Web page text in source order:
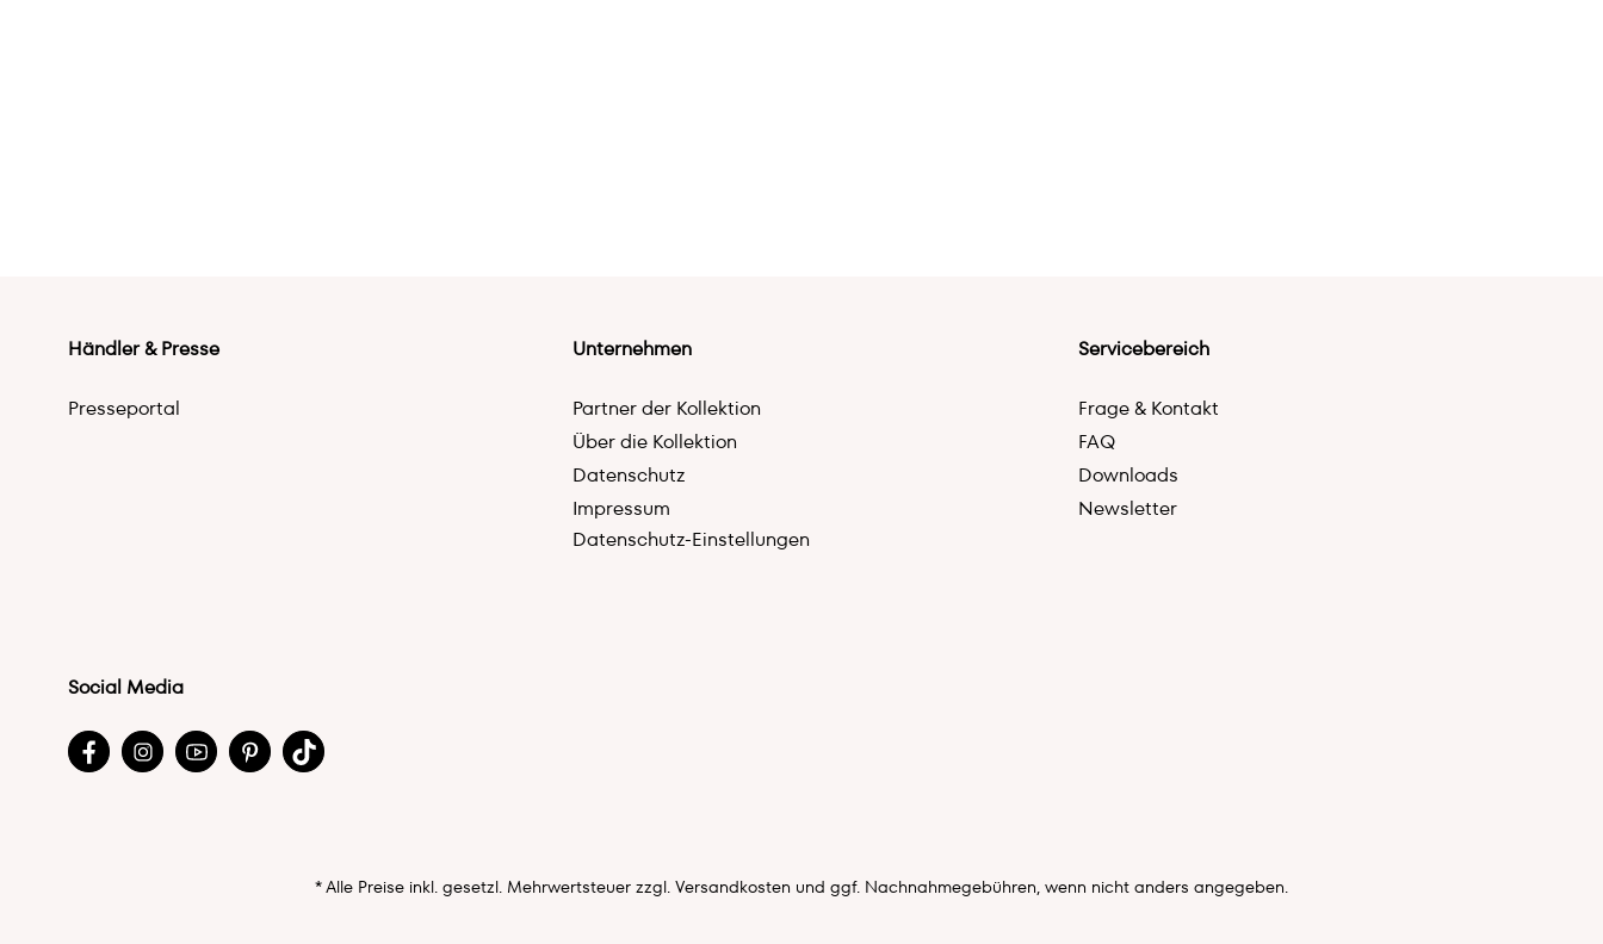
Händler & Presse
Presseportal
Unternehmen
Partner der Kollektion
Über die Kollektion
Datenschutz
Impressum
Datenschutz-Einstellungen
Servicebereich
Frage & Kontakt
FAQ
Downloads
Newsletter
Social Media
* Alle Preise inkl. gesetzl. Mehrwertsteuer zzgl. Versandkosten und ggf. Nachnahmegebühren, wenn nicht anders angegeben.